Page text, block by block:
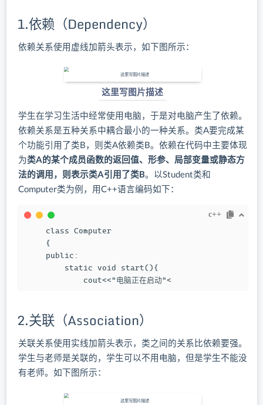
1.依赖（Dependency）
依赖关系使用虚线加箭头表示，如下图所示：
这里写图片描述
学生在学习生活中经常使用电脑，于是对电脑产生了依赖。
依赖关系是五种关系中耦合最小的一种关系。类A要完成某
个功能引用了类B，则类A依赖类B。依赖在代码中主要体现
为类A的某个成员函数的返回值、形参、局部变量或静态方
法的调用，则表示类A引用了类B。以Student类和
Computer类为例，用C++语言编码如下：
c++
class Computer
{
public:
    static void start(){
        cout<<"电脑正在启动"<
2.关联（Association）
关联关系使用实线加箭头表示，类之间的关系比依赖要强。
学生与老师是关联的，学生可以不用电脑，但是学生不能没
有老师。如下图所示：